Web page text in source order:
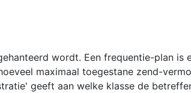
wordt. Een frequentie-plan is
maximaal toegestane zend-
geeft aan welke klasse de